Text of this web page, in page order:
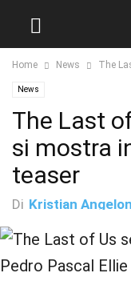
Home News The
News
The Last
si mostra
teaser
Di Kristian